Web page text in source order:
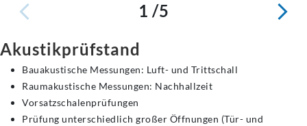
1 /5
Akustikprüfstand
Bauakustische Messungen: Luft- und Trittschall
Raumakustische Messungen: Nachhallzeit
Vorsatzschalenprüfungen
Prüfung unterschiedlich großer Öffnungen (Tür- und